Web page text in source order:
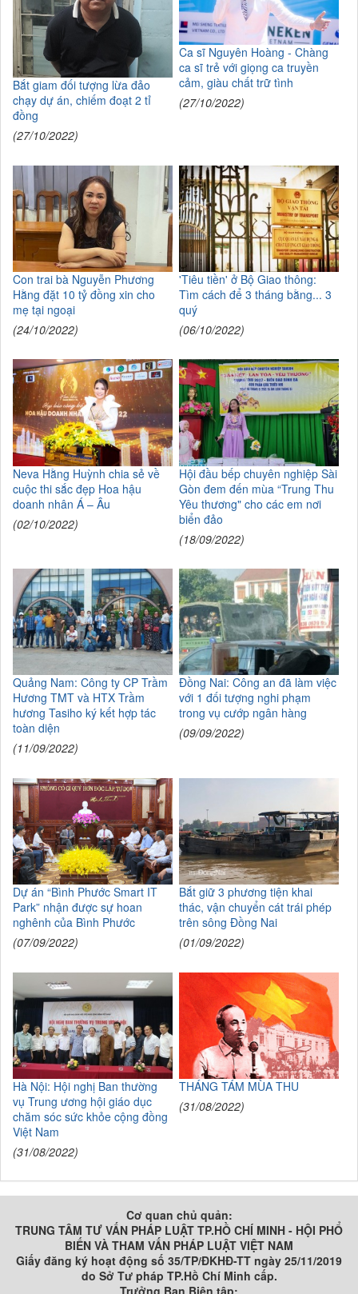
Bắt giam đối tượng lừa đảo
chạy dự án, chiếm đoạt 2 tỉ
đồng
(27/10/2022)
Ca sĩ Nguyên Hoàng - Chàng
ca sĩ trẻ với giọng ca truyền
cảm, giàu chất trữ tình
(27/10/2022)
Con trai bà Nguyễn Phương
Hằng đặt 10 tỷ đồng xin cho
mẹ tại ngoại
(24/10/2022)
'Tiêu tiền' ở Bộ Giao thông:
Tìm cách để 3 tháng bằng... 3
quý
(06/10/2022)
Neva Hằng Huỳnh chia sẻ về
cuộc thi sắc đẹp Hoa hậu
doanh nhân Á – Âu
(02/10/2022)
Hội đầu bếp chuyên nghiệp Sài
Gòn đem đến mùa “Trung Thu
Yêu thương" cho các em nơi
biển đảo
(18/09/2022)
Quảng Nam: Công ty CP Trầm
Hương TMT và HTX Trầm
hương Tasiho ký kết hợp tác
toàn diện
(11/09/2022)
Đồng Nai: Công an đã làm việc
với 1 đối tượng nghi phạm
trong vụ cướp ngân hàng
(09/09/2022)
Dự án “Bình Phước Smart IT
Park” nhận được sự hoan
nghênh của Bình Phước
(07/09/2022)
Bắt giữ 3 phương tiện khai
thác, vận chuyển cát trái phép
trên sông Đồng Nai
(01/09/2022)
Hà Nội: Hội nghị Ban thường
vụ Trung ương hội giáo dục
chăm sóc sức khỏe cộng đồng
Việt Nam
(31/08/2022)
THÁNG TÁM MÙA THU
(31/08/2022)
Cơ quan chủ quản:
TRUNG TÂM TƯ VẤN PHÁP LUẬT TP.HỒ CHÍ MINH - HỘI PHỔ
BIẾN VÀ THAM VẤN PHÁP LUẬT VIỆT NAM
Giấy đăng ký hoạt động số 35/TP/ĐKHĐ-TT ngày 25/11/2019
do Sở Tư pháp TP.Hồ Chí Minh cấp.